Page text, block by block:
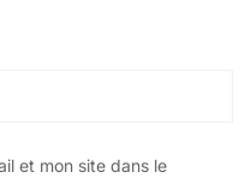
et mon site dans le